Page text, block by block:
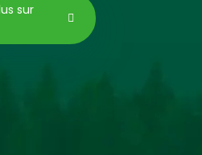
sur